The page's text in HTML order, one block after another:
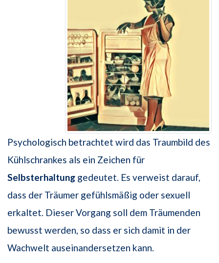
Psychologisch betrachtet wird das Traumbild des
Kühlschrankes als ein Zeichen für
Selbsterhaltung gedeutet. Es verweist darauf,
dass der Träumer gefühlsmäßig oder sexuell
erkaltet. Dieser Vorgang soll dem Träumenden
bewusst werden, so dass er sich damit in der
Wachwelt auseinandersetzen kann.